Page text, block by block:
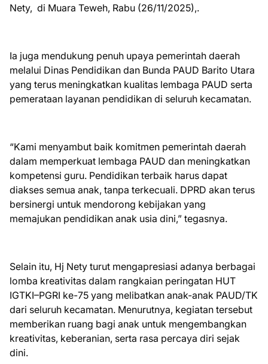
Nety, di Muara Teweh, Rabu (26/11/2025),.
Ia juga mendukung penuh upaya pemerintah daerah
melalui Dinas Pendidikan dan Bunda PAUD Barito Utara
yang terus meningkatkan kualitas lembaga PAUD serta
pemerataan layanan pendidikan di seluruh kecamatan.
“Kami menyambut baik komitmen pemerintah daerah
dalam memperkuat lembaga PAUD dan meningkatkan
kompetensi guru. Pendidikan terbaik harus dapat
diakses semua anak, tanpa terkecuali. DPRD akan terus
bersinergi untuk mendorong kebijakan yang
memajukan pendidikan anak usia dini,” tegasnya.
Selain itu, Hj Nety turut mengapresiasi adanya berbagai
lomba kreativitas dalam rangkaian peringatan HUT
IGTKI–PGRI ke-75 yang melibatkan anak-anak PAUD/TK
dari seluruh kecamatan. Menurutnya, kegiatan tersebut
memberikan ruang bagi anak untuk mengembangkan
kreativitas, keberanian, serta rasa percaya diri sejak
dini.